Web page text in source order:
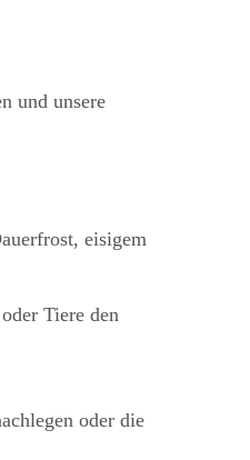
und unsere
eisigem
Tiere den
oder die